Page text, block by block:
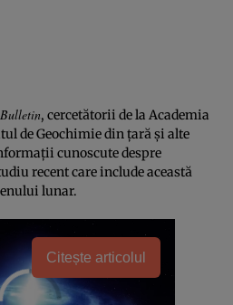
, cercetătorii de la Academia
de Geochimie din țară și alte
cunoscute despre
recent care include această
lunar.
Citește articolul